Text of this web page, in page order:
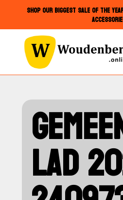
SHOP OUR BIGGEST SALE OF THE
LAD